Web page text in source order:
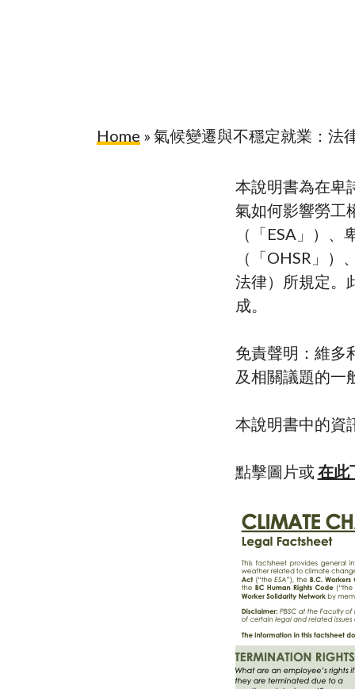
Hit enter to search or ESC to close
Home » 氣候變遷與不穩定就業：法
本說明書為在卑
氣如何影響勞工
（「ESA」）
（「OHSR」
法律）所規定。
成。
免責聲明：維多
及相關議題的一
本說明書中的資
點擊圖片或 在此